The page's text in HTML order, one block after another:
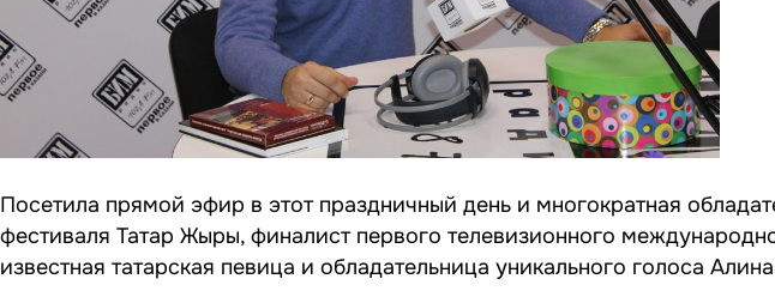
Посетила прямой эфир в этот праздничный день и многократная
фестиваля Татар Жыры, финалист первого телевизионного
известная татарская певица и обладательница уникального голоса